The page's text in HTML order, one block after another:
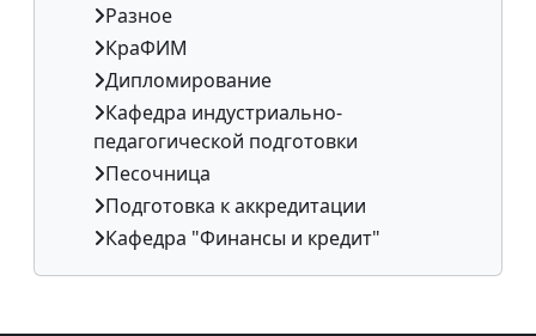
Разное
КраФИМ
Дипломирование
Кафедра индустриально-
педагогической подготовки
Песочница
Подготовка к аккредитации
Кафедра "Финансы и кредит"